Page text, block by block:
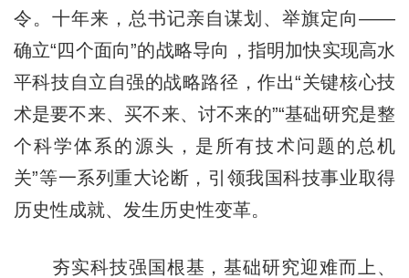
令。十年来，总书记亲自谋划、举旗定向——
确立“四个面向”的战略导向，指明加快实现高水
平科技自立自强的战略路径，作出“关键核心技
术是要不来、买不来、讨不来的”“基础研究是整
个科学体系的源头，是所有技术问题的总机
关”等一系列重大论断，引领我国科技事业取得
历史性成就、发生历史性变革。
夯实科技强国根基，基础研究迎难而上、